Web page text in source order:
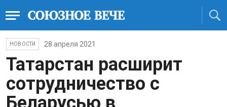
НОВОСТИ 28 апреля 2021
Татарстан расширит
сотрудничество с